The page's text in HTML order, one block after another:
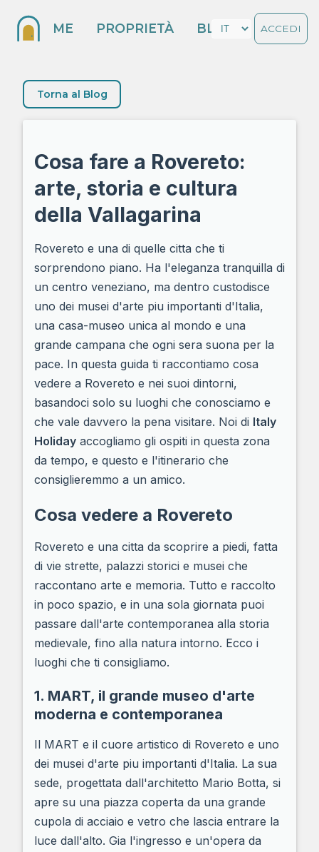
HOME PROPRIETÀ BLOG ACCEDI
Torna al Blog
Cosa fare a Rovereto:
arte, storia e cultura
della Vallagarina
Rovereto e una di quelle citta che ti
sorprendono piano. Ha l'eleganza tranquilla di
un centro veneziano, ma dentro custodisce
uno dei musei d'arte piu importanti d'Italia,
una casa-museo unica al mondo e una
grande campana che ogni sera suona per la
pace. In questa guida ti raccontiamo cosa
vedere a Rovereto e nei suoi dintorni,
basandoci solo su luoghi che conosciamo e
che vale davvero la pena visitare. Noi di Italy
Holiday accogliamo gli ospiti in questa zona
da tempo, e questo e l'itinerario che
consiglieremmo a un amico.
Cosa vedere a Rovereto
Rovereto e una citta da scoprire a piedi, fatta
di vie strette, palazzi storici e musei che
raccontano arte e memoria. Tutto e raccolto
in poco spazio, e in una sola giornata puoi
passare dall'arte contemporanea alla storia
medievale, fino alla natura intorno. Ecco i
luoghi che ti consigliamo.
1. MART, il grande museo d'arte
moderna e contemporanea
Il MART e il cuore artistico di Rovereto e uno
dei musei d'arte piu importanti d'Italia. La sua
sede, progettata dall'architetto Mario Botta, si
apre su una piazza coperta da una grande
cupola di acciaio e vetro che lascia entrare la
luce dall'alto. Gia l'ingresso e un'opera da